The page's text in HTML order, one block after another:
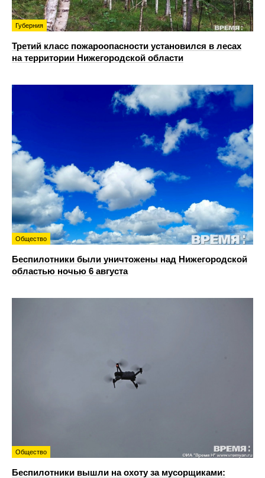
Губерния
Третий класс пожароопасности установился в лесах
на территории Нижегородской области
Общество
Беспилотники были уничтожены над Нижегородской
областью ночью 6 августа
Общество
Беспилотники вышли на охоту за мусорщиками: